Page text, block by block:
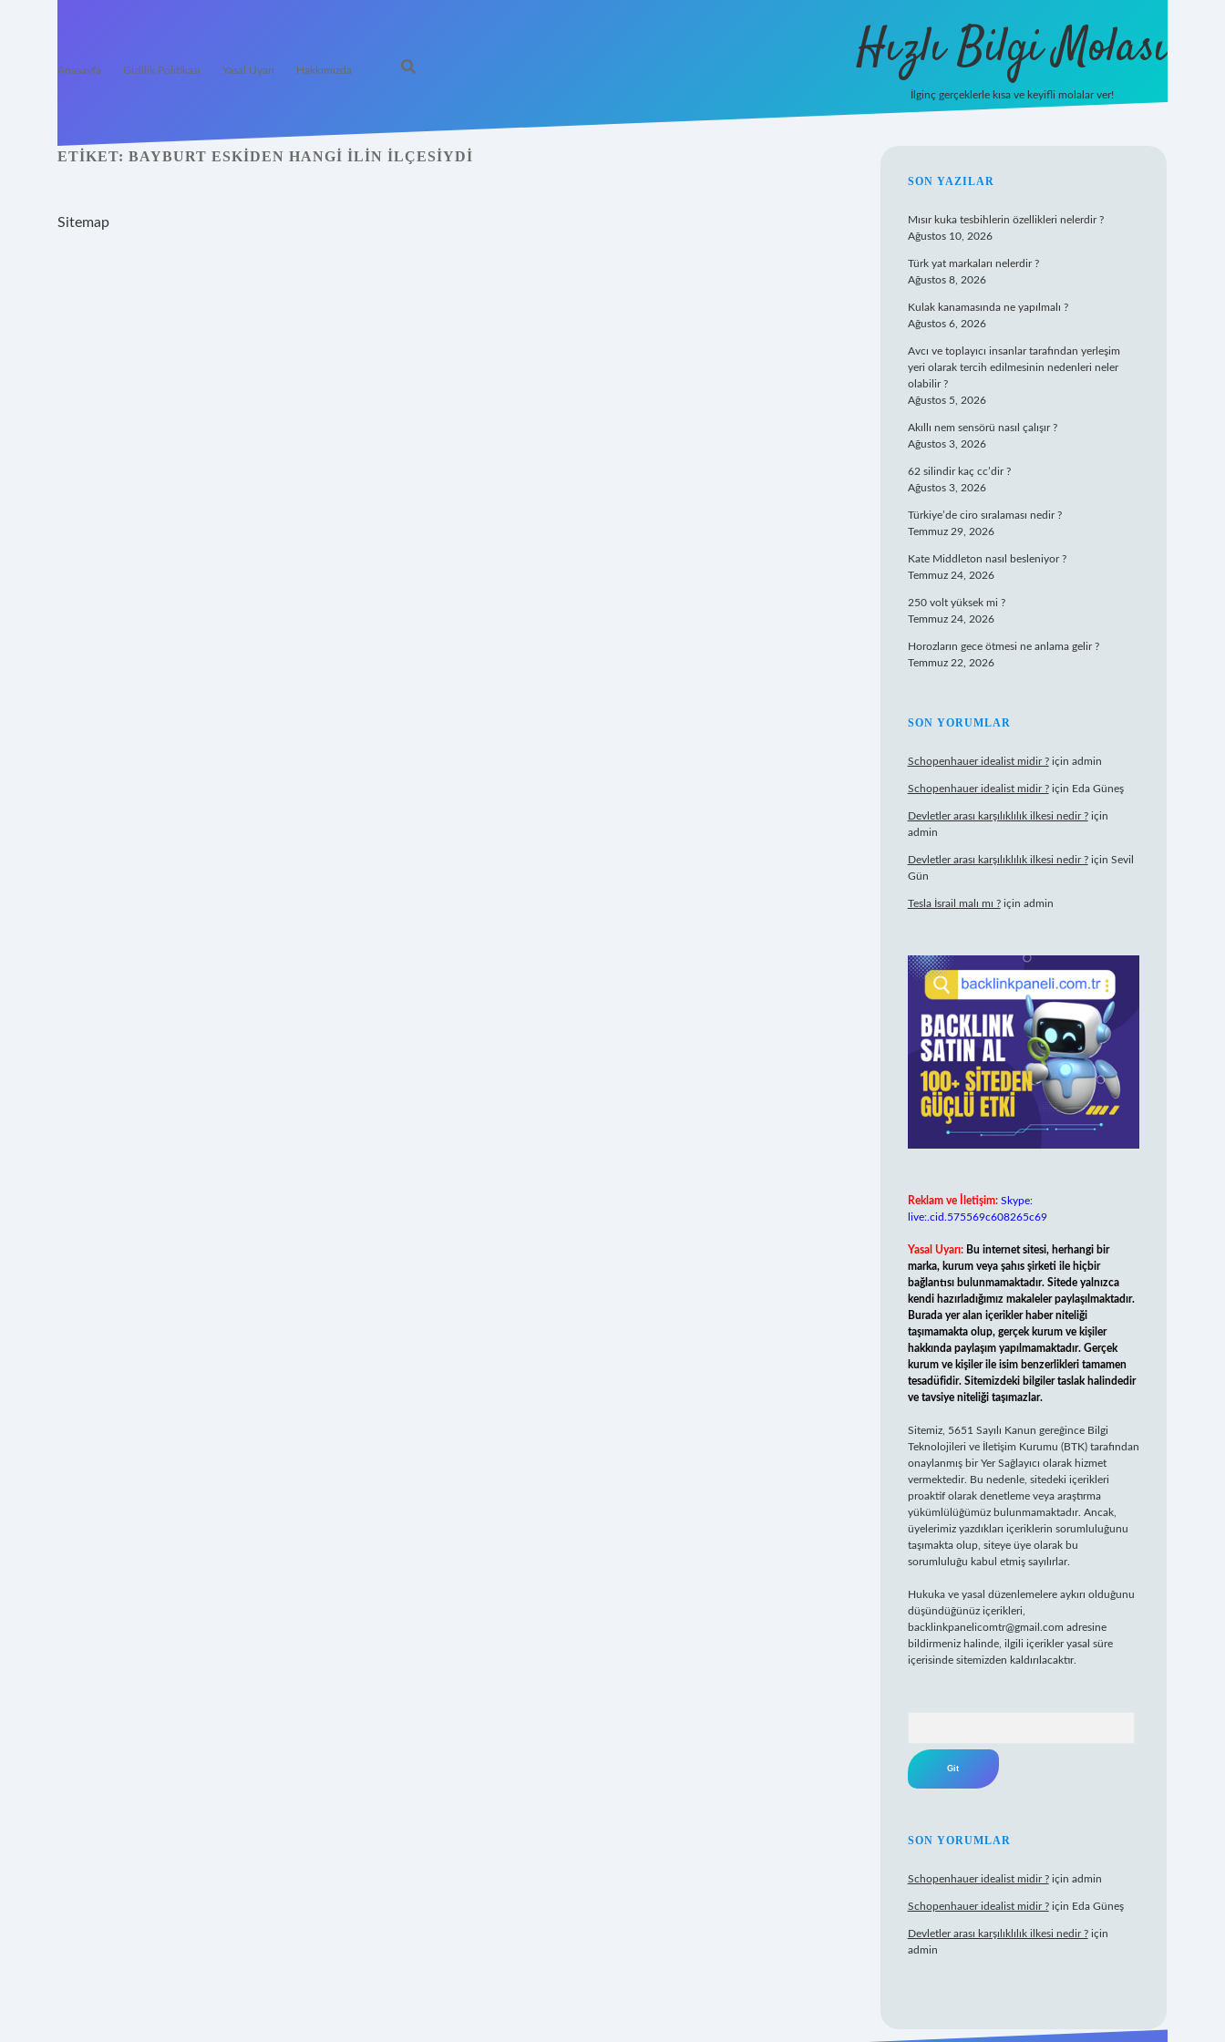
Anasayfa Gizlilik Politikası Yasal Uyarı Hakkımızda Hızlı Bilgi Molası
İlginç gerçeklerle kısa ve keyifli molalar ver!
ETIKET: BAYBURT ESKIDEN HANGI ILIN ILÇESIYDI
Sitemap
SIDEBAR
SON YAZILAR
Mısır kuka tesbihlerin özellikleri nelerdir ?
Ağustos 10, 2026
Türk yat markaları nelerdir ?
Ağustos 8, 2026
Kulak kanamasında ne yapılmalı ?
Ağustos 6, 2026
Avcı ve toplayıcı insanlar tarafından yerleşim
yeri olarak tercih edilmesinin nedenleri neler
olabilir ?
Ağustos 5, 2026
Akıllı nem sensörü nasıl çalışır ?
Ağustos 3, 2026
62 silindir kaç cc’dir ?
Ağustos 3, 2026
Türkiye’de ciro sıralaması nedir ?
Temmuz 29, 2026
Kate Middleton nasıl besleniyor ?
Temmuz 24, 2026
250 volt yüksek mi ?
Temmuz 24, 2026
Horozların gece ötmesi ne anlama gelir ?
Temmuz 22, 2026
SON YORUMLAR
Schopenhauer idealist midir ?için admin
Schopenhauer idealist midir ?için Eda Güneş
Devletler arası karşılıklılık ilkesi nedir ?için
admin
Devletler arası karşılıklılık ilkesi nedir ?için Sevil
Gün
Tesla İsrail malı mı ?için admin
Reklam ve İletişim: Skype:
live:.cid.575569c608265c69
Yasal Uyarı: Bu internet sitesi, herhangi bir
marka, kurum veya şahıs şirketi ile hiçbir
bağlantısı bulunmamaktadır. Sitede yalnızca
kendi hazırladığımız makaleler paylaşılmaktadır.
Burada yer alan içerikler haber niteliği
taşımamakta olup, gerçek kurum ve kişiler
hakkında paylaşım yapılmamaktadır. Gerçek
kurum ve kişiler ile isim benzerlikleri tamamen
tesadüfidir. Sitemizdeki bilgiler taslak halindedir
ve tavsiye niteliği taşımazlar.
Sitemiz, 5651 Sayılı Kanun gereğince Bilgi
Teknolojileri ve İletişim Kurumu (BTK) tarafından
onaylanmış bir Yer Sağlayıcı olarak hizmet
vermektedir. Bu nedenle, sitedeki içerikleri
proaktif olarak denetleme veya araştırma
yükümlülüğümüz bulunmamaktadır. Ancak,
üyelerimiz yazdıkları içeriklerin sorumluluğunu
taşımakta olup, siteye üye olarak bu
sorumluluğu kabul etmiş sayılırlar.
Hukuka ve yasal düzenlemelere aykırı olduğunu
düşündüğünüz içerikleri,
backlinkpanelicomtr@gmail.com adresine
bildirmeniz halinde, ilgili içerikler yasal süre
içerisinde sitemizden kaldırılacaktır.
SON YORUMLAR
Schopenhauer idealist midir ?için admin
Schopenhauer idealist midir ?için Eda Güneş
Devletler arası karşılıklılık ilkesi nedir ?için
admin